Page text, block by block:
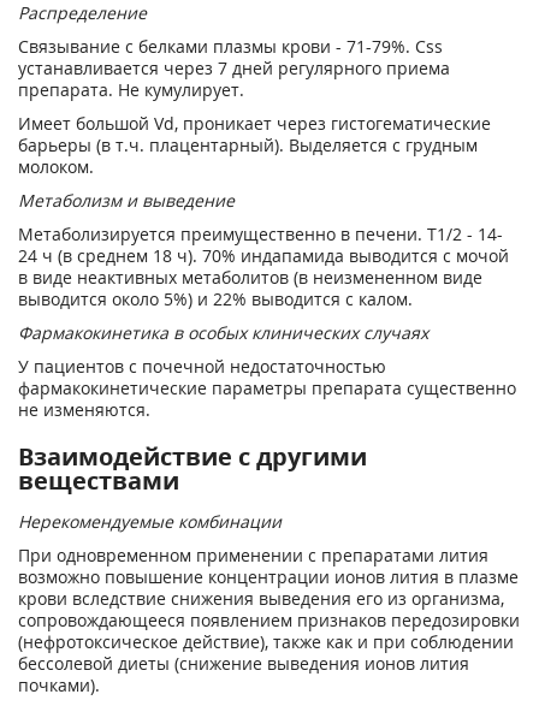
Распределение
Связывание с белками плазмы крови - 71-79%. Css
устанавливается через 7 дней регулярного приема
препарата. Не кумулирует.
Имеет большой Vd, проникает через гистогематические
барьеры (в т.ч. плацентарный). Выделяется с грудным
молоком.
Метаболизм и выведение
Метаболизируется преимущественно в печени. T1/2 - 14-
24 ч (в среднем 18 ч). 70% индапамида выводится с мочой
в виде неактивных метаболитов (в неизмененном виде
выводится около 5%) и 22% выводится с калом.
Фармакокинетика в особых клинических случаях
У пациентов с почечной недостаточностью
фармакокинетические параметры препарата существенно
не изменяются.
Взаимодействие с другими
веществами
Нерекомендуемые комбинации
При одновременном применении с препаратами лития
возможно повышение концентрации ионов лития в плазме
крови вследствие снижения выведения его из организма,
сопровождающееся появлением признаков передозировки
(нефротоксическое действие), также как и при соблюдении
бессолевой диеты (снижение выведения ионов лития
почками).